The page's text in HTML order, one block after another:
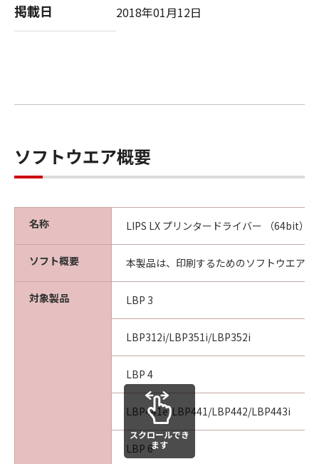
びその複製物のすべてを廃棄または消去するも
のとします。
“米国政府エンドユーザー”とは、米国政府の機
関また団体を意味します。もしお客様が米国政
府エンドユーザーである場合、以下の規定が適
item," as that term is defined at 48 C.F.R.
2.101 (Oct 1995), consisting of "commercial
computer software" and "commercial
computer software documentation," as such
terms are used in 48 C.F.R. 12.212 (Sept 1995).
Consistent with 48 C.F.R. 12.212 and 48 C.F.R.
227.7202-1 through 227.7202-4 (June 1995),
all U.S. Government End Users shall acquire
the SOFTWARE with only those rights set
forth herein. The manufacturer is Canon
Inc./30-2, Shimomaruko 3-chome, Ohta-ku,
Tokyo 146-8501, Japan.
本条項中で使用される"the SOFTWARE"とは、
本契約書中で定義される「本ソフトウェア」を
意味し、指し示すものとします。
掲載日 2018年01月12日
ソフトウエア概要
名称 LIPS LX プリンタードライバー （64bit）
ソフト概要 本製品は、印刷するためのソフトウエアで
対象製品 LBP 3
LBP312i/LBP351i/LBP352i
LBP 4
LBP441e/LBP441/LBP442/LBP443i
LBP 6
スクロールでき
ます